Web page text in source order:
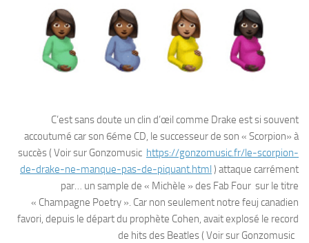
C’est sans doute un clin d’œil comme Drake est si souvent
accoutumé car son 6éme CD, le successeur de son « Scorpion» à
succès ( Voir sur Gonzomusic https://gonzomusic.fr/le-scorpion-
de-drake-ne-manque-pas-de-piquant.html ) attaque carrément
par… un sample de « Michèle » des Fab Four sur le titre
« Champagne Poetry ». Car non seulement notre feuj canadien
favori, depuis le départ du prophète Cohen, avait explosé le record
de hits des Beatles ( Voir sur Gonzomusic